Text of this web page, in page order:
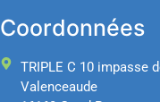
Coordonnées
TRIPLE C 10 impasse
Valenceaude